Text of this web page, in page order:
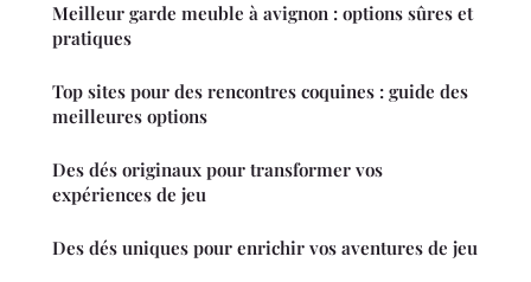
Meilleur garde meuble à avignon : options sûres et
pratiques
Top sites pour des rencontres coquines : guide des
meilleures options
Des dés originaux pour transformer vos
expériences de jeu
Des dés uniques pour enrichir vos aventures de jeu